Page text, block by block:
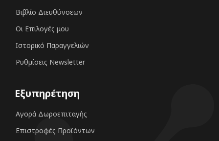
Βιβλίο Διευθύνσεων
Οι Επιλογές μου
Ιστορικό Παραγγελιών
Ρυθμίσεις Newsletter
Εξυπηρέτηση
Αγορά Δωροεπιταγής
Επιστροφές Προϊόντων